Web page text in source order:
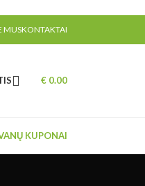
MUSKONTAKTAI
€ 0.00
KUPONAI